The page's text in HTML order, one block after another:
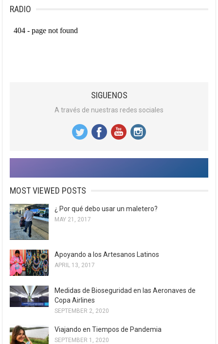
RADIO
SIGUENOS
A través de nuestras redes sociales
MOST VIEWED POSTS
¿ Por qué debo usar un maletero?
MAY 21, 2017
Apoyando a los Artesanos Latinos
APRIL 13, 2017
Medidas de Bioseguridad en las Aeronaves de
Copa Airlines
SEPTEMBER 2, 2020
Viajando en Tiempos de Pandemia
SEPTEMBER 1, 2020